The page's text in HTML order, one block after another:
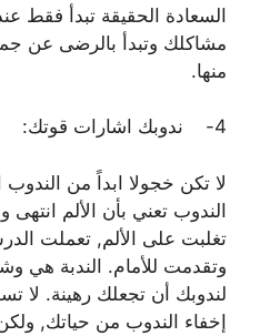
السعادة الحقيقة تبدأ فقط
مشاكلك وتبدأ بالرضى عن
منها.
4- ندوبك اشارات قوتك:
لا تكن خجولا ابداً من الندوب
الندوب تعني بأن الألم انتهى
تغلبت على الألم, تعملت
وتقدمت للأمام. الندبة هي
لندوبك أن تجعلك رهينة. لا
إخفاء الندوب من حياتك,